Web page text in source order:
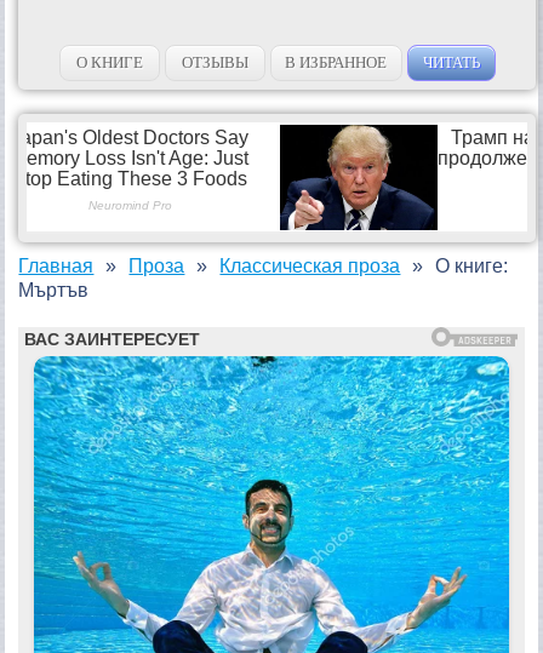
О КНИГЕ ОТЗЫВЫ В ИЗБРАННОЕ ЧИТАТЬ
Главная Проза Классическая проза
О книге:
Мъртъв